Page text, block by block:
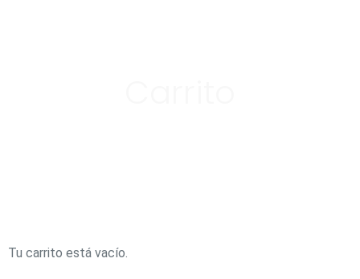
Tu carrito está vacío.